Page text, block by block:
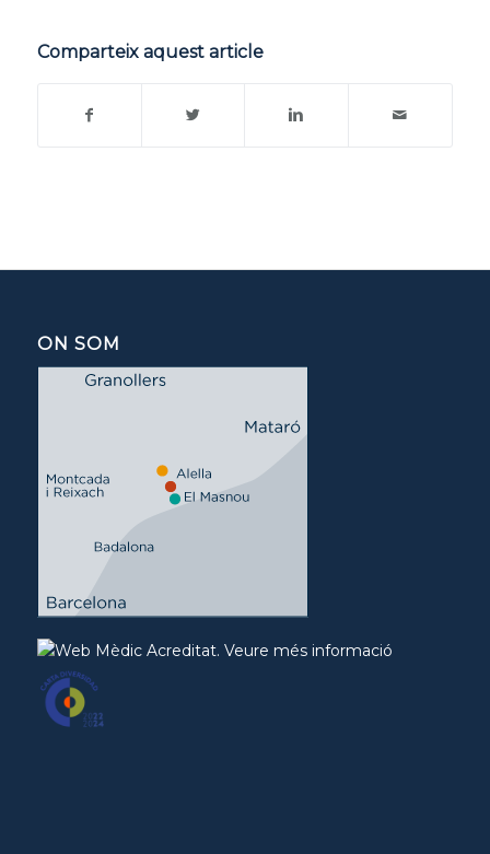
Comparteix aquest article
ON SOM